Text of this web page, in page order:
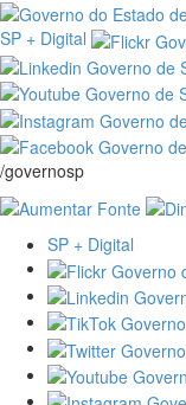
SP + Digital
/governosp
SP + Digital